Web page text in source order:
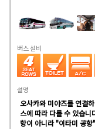
버스 설비
설명
오사카와 미야즈를 연결
스에 따라 다를 수 있습
항이 아니라 "이타미 공항